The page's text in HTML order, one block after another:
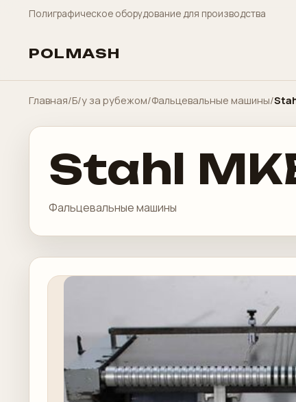
Полиграфическое оборудование для производства
POLMASH
Главная/Б/у за рубежом/Фальцевальные машины/
Stahl
Фальцевальные машины